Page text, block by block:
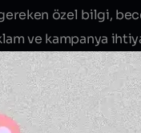
özel bilgi,
ve kampanya